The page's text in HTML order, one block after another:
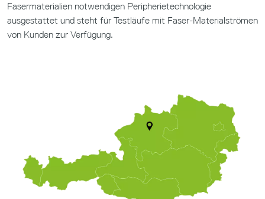
Fasermaterialien notwendigen Peripherietechnologie
ausgestattet und steht für Testläufe mit Faser-Materialströmen
von Kunden zur Verfügung.